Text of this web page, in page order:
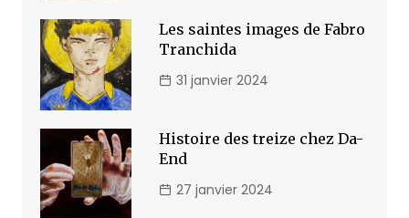
Les saintes images de Fabro
Tranchida
31 janvier 2024
Histoire des treize chez Da-
End
27 janvier 2024